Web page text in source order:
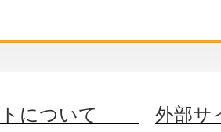
について 外部サ